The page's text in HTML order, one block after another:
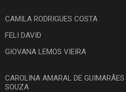
CAMILA RODRIGUES COSTA
FELI DAVID
GIOVANA LEMOS VIEIRA
CAROLINA AMARAL DE
SOUZA